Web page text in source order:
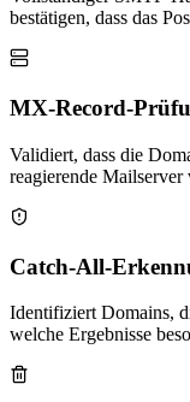
bestätigen, dass das
MX-Record-
Validiert, dass die
reagierende Mailserver
Catch-All-
Identifiziert Domains,
welche Ergebnisse